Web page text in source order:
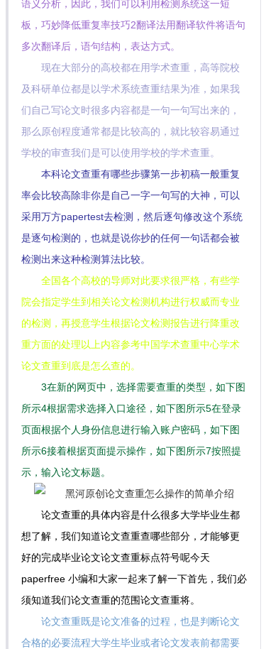
语义分析，因此，我们可以利用检测系统这一短
板，巧妙降低重复率技巧2翻译法用翻译软件将语句
多次翻译后，语句结构，表达方式。
现在大部分的高校都在用学术查重，高等院校
及科研单位都是以学术系统查重结果为准，如果我
们自己写论文时很多内容都是一句一句写出来的，
那么原创程度通常都是比较高的，就比较容易通过
学校的审查我们是可以使用学校的学术查重。
本科论文查重有哪些步骤第一步初稿一般重复
率会比较高除非你是自己一字一句写的大神，可以
采用万方papertest去检测，然后逐句修改这个系统
是逐句检测的，也就是说你抄的任何一句话都会被
检测出来这种检测算法比较。
全国各个高校的导师对此要求很严格，有些学
院会指定学生到相关论文检测机构进行权威而专业
的检测，再授意学生根据论文检测报告进行降重改
重方面的处理以上内容参考中国学术查重中心学术
论文查重到底是怎么查的。
3在新的网页中，选择需要查重的类型，如下图
所示4根据需求选择入口途径，如下图所示5在登录
页面根据个人身份信息进行输入账户密码，如下图
所示6接着根据页面提示操作，如下图所示7按照提
示，输入论文标题。
论文查重的具体内容是什么很多大学毕业生都
想了解，我们知道论文查重查哪些部分，才能够更
好的完成毕业论文论文查重标点符号呢今天
paperfree 小编和大家一起来了解一下首先，我们必
须知道我们论文查重的范围论文查重将。
论文查重既是论文准备的过程，也是判断论文
合格的必要流程大学生毕业或者论文发表前都需要